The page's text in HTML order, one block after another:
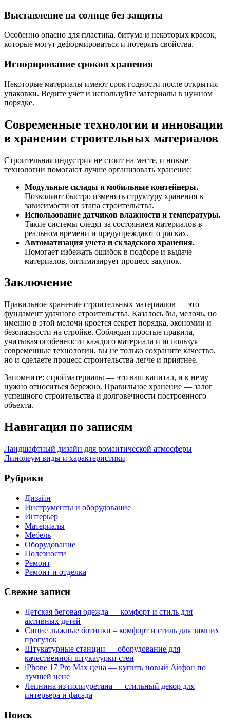
Выставление на солнце без защиты
Особенно опасно для пластика, битума и некоторых красок,
которые могут деформироваться и потерять свойства.
Игнорирование сроков хранения
Некоторые материалы имеют срок годности после открытия
упаковки. Ведите учет и используйте материалы в нужном
порядке.
Современные технологии и инновации
в хранении строительных материалов
Строительная индустрия не стоит на месте, и новые
технологии помогают лучше организовать хранение:
Модульные склады и мобильные контейнеры.
Позволяют быстро изменять структуру хранения в
зависимости от этапа строительства.
Использование датчиков влажности и температуры.
Такие системы следят за состоянием материалов в
реальном времени и предупреждают о рисках.
Автоматизация учета и складского хранения.
Помогает избежать ошибок в подборе и выдаче
материалов, оптимизирует процесс закупок.
Заключение
Правильное хранение строительных материалов — это
фундамент удачного строительства. Казалось бы, мелочь, но
именно в этой мелочи кроется секрет порядка, экономии и
безопасности на стройке. Соблюдая простые правила,
учитывая особенности каждого материала и используя
современные технологии, вы не только сохраните качество,
но и сделаете процесс строительства легче и приятнее.
Запомните: стройматериалы — это ваш капитал, и к нему
нужно относиться бережно. Правильное хранение — залог
успешного строительства и долговечности построенного
объекта.
Навигация по записям
Ландшафтный дизайн для романтической атмосферы
Линолеум виды и характеристики
Рубрики
Дизайн
Инструменты и оборудование
Интерьер
Материалы
Мебель
Оборудование
Полезности
Ремонт
Ремонт и отделка
Свежие записи
Детская беговая одежда — комфорт и стиль для
активных детей
Синие лыжные ботинки – комфорт и стиль для зимних
прогулок
Штукатурные станции — оборудование для
качественной штукатурки стен
iPhone 17 Pro Max цена — купить новый Айфон по
лучшей цене
Лепнина из полиуретана — стильный декор для
интерьера и фасада
Поиск